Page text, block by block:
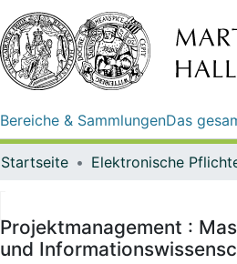
Bereiche & SammlungenDas
Startseite
Projektmanagement :
und